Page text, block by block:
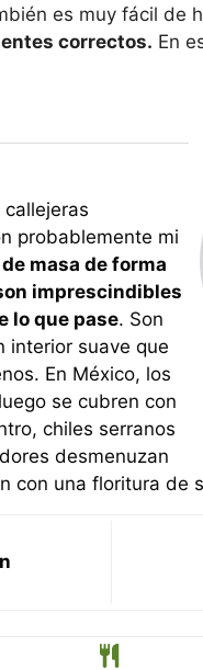
es muy fácil de
correctos. En
probablemente mi
masa de forma
imprescindibles
lo que pase. Son
interior suave que
En México, los
se cubren con
chiles serranos
desmenuzan
con una floritura de